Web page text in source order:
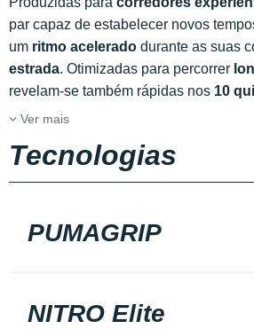
par capaz de estabelecer novos
um ritmo acelerado durante as suas
estrada. Otimizadas para percorrer
revelam-se também rápidas nos 10
Ver mais
Tecnologias
PUMAGRIP
NITRO Elite